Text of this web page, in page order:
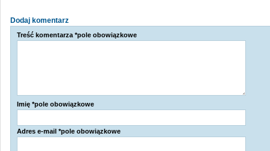
Dodaj komentarz
Treść komentarza *pole obowiązkowe
Imię *pole obowiązkowe
Adres e-mail *pole obowiązkowe